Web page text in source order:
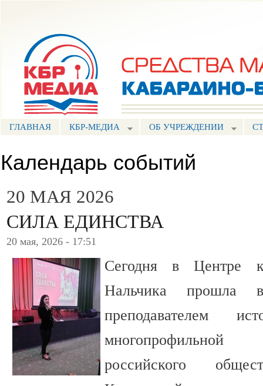
ГЛАВНАЯ КБР-МЕДИА ОБ УЧРЕЖДЕНИИ
Календарь событий
20 МАЯ 2026
СИЛА ЕДИНСТВА
20 мая, 2026 - 17:51
Сегодня в Центре
Нальчика прошла
преподавателем
многопрофильной
российского